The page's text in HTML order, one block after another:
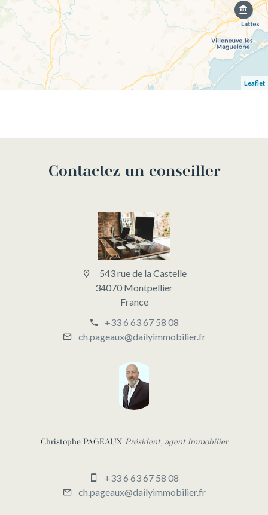
Leaflet
Contactez un conseiller
543 rue de la Castelle
34070 Montpellier
France
+33 6 63 67 58 08
ch.pageaux@dailyimmobilier.fr
Christophe PAGEAUX Président, agent immobilier
+33 6 63 67 58 08
ch.pageaux@dailyimmobilier.fr